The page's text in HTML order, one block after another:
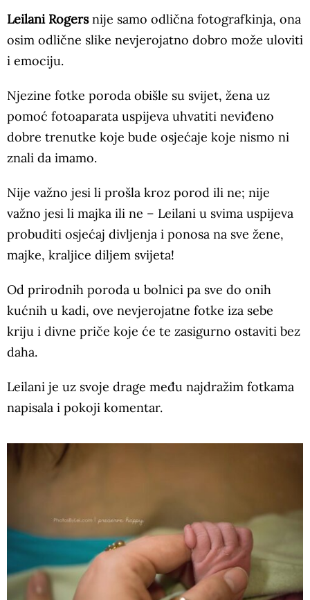
Leilani Rogersnije samo odlična fotografkinja, ona
osim odlične slike nevjerojatno dobro može uloviti
i emociju.
Njezine fotke poroda obišle su svijet, žena uz
pomoć fotoaparata uspijeva uhvatiti neviđeno
dobre trenutke koje bude osjećaje koje nismo ni
znali da imamo.
Nije važno jesi li prošla kroz porod ili ne; nije
važno jesi li majka ili ne – Leilani u svima uspijeva
probuditi osjećaj divljenja i ponosa na sve žene,
majke, kraljice diljem svijeta!
Od prirodnih poroda u bolnici pa sve do onih
kućnih u kadi, ove nevjerojatne fotke iza sebe
kriju i divne priče koje će te zasigurno ostaviti bez
daha.
Leilani je uz svoje drage među najdražim fotkama
napisala i pokoji komentar.